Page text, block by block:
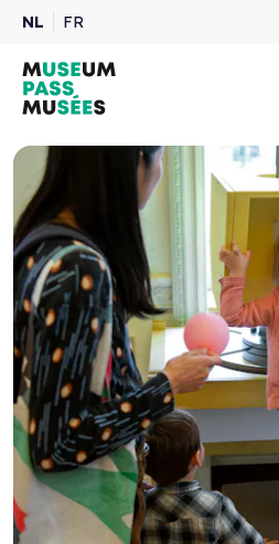
NL FR